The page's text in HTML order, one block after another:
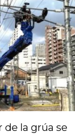
de la grúa se